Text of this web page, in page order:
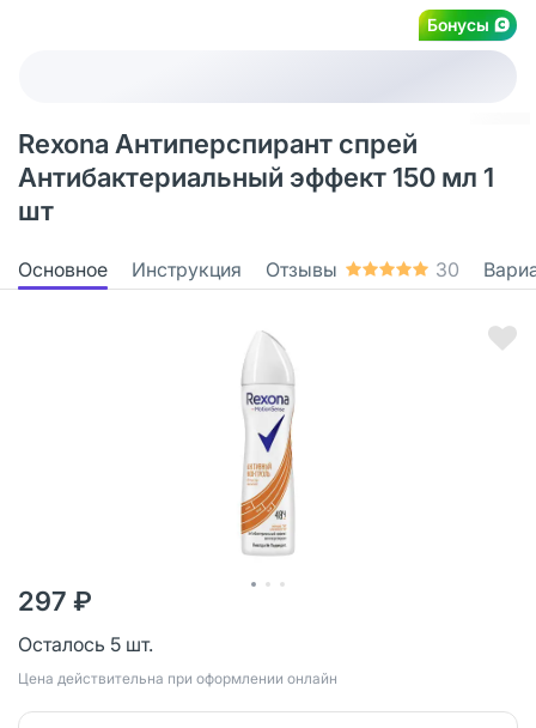
Бонусы
Rexona Антиперспирант спрей
Антибактериальный эффект 150 мл 1
шт
Основное Инструкция Отзывы 30
297 ₽
Осталось 5 шт.
Цена действительна при оформлении онлайн